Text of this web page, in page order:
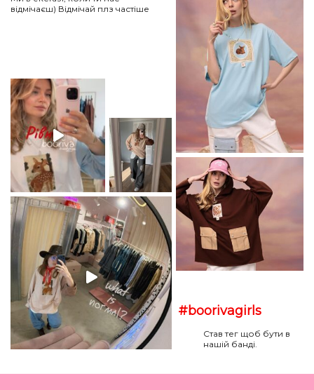
відмічаєш) Відмічай плз частіше
#boorivagirls
Став тег щоб бути в
нашій банді.